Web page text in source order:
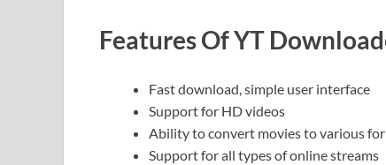
Features Of YT
Fast download, simple user interface
Support for HD videos
Ability to convert movies to various
Support for all types of online streams